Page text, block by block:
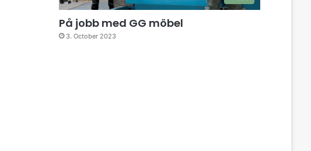
På jobb med GG möbel
3. October 2023